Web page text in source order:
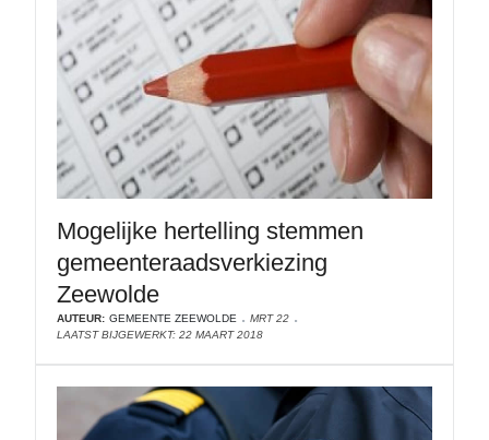
Mogelijke hertelling stemmen
gemeenteraadsverkiezing
Zeewolde
AUTEUR: GEMEENTE ZEEWOLDE
MRT 22
LAATST BIJGEWERKT: 22 MAART 2018